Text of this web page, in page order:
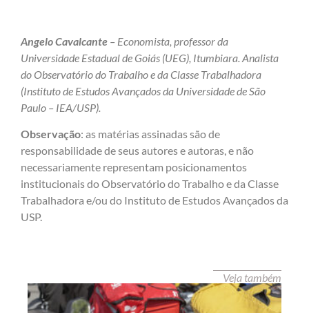
Angelo Cavalcante – Economista, professor da
Universidade Estadual de Goiás (UEG), Itumbiara. Analista
do Observatório do Trabalho e da Classe Trabalhadora
(Instituto de Estudos Avançados da Universidade de São
Paulo – IEA/USP).
Observação: as matérias assinadas são de
responsabilidade de seus autores e autoras, e não
necessariamente representam posicionamentos
institucionais do Observatório do Trabalho e da Classe
Trabalhadora e/ou do Instituto de Estudos Avançados da
USP.
Veja também